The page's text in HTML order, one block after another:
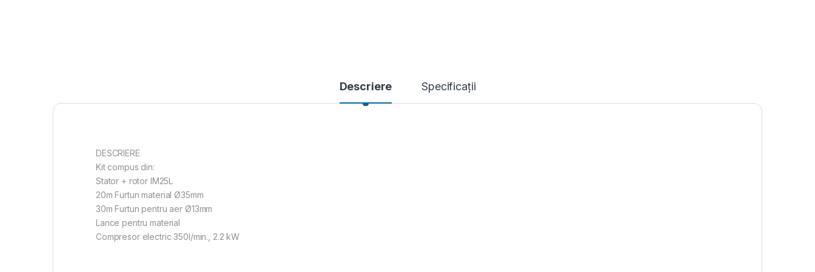
Descriere Specificații
DESCRIERE
Kit compus din:
Stator + rotor IM25L
20m Furtun material Ø35mm
30m Furtun pentru aer Ø13mm
Lance pentru material
Compresor electric 350l/min., 2.2 kW